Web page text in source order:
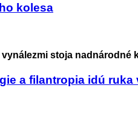
kolesa
vynálezmi stoja
a filantropia idú ruka